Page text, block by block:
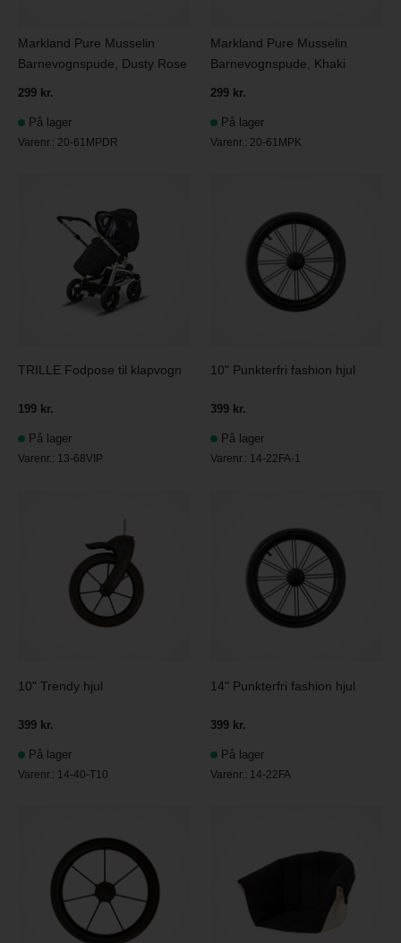
Markland Pure Musselin
Barnevognspude, Dusty Rose
299 kr.
På lager
Varenr.: 20-61MPDR
Markland Pure Musselin
Barnevognspude, Khaki
299 kr.
På lager
Varenr.: 20-61MPK
TRILLE Fodpose til klapvogn
199 kr.
På lager
Varenr.: 13-68VIP
10" Punkterfri fashion hjul
399 kr.
På lager
Varenr.: 14-22FA-1
10" Trendy hjul
399 kr.
På lager
Varenr.: 14-40-T10
14" Punkterfri fashion hjul
399 kr.
På lager
Varenr.: 14-22FA